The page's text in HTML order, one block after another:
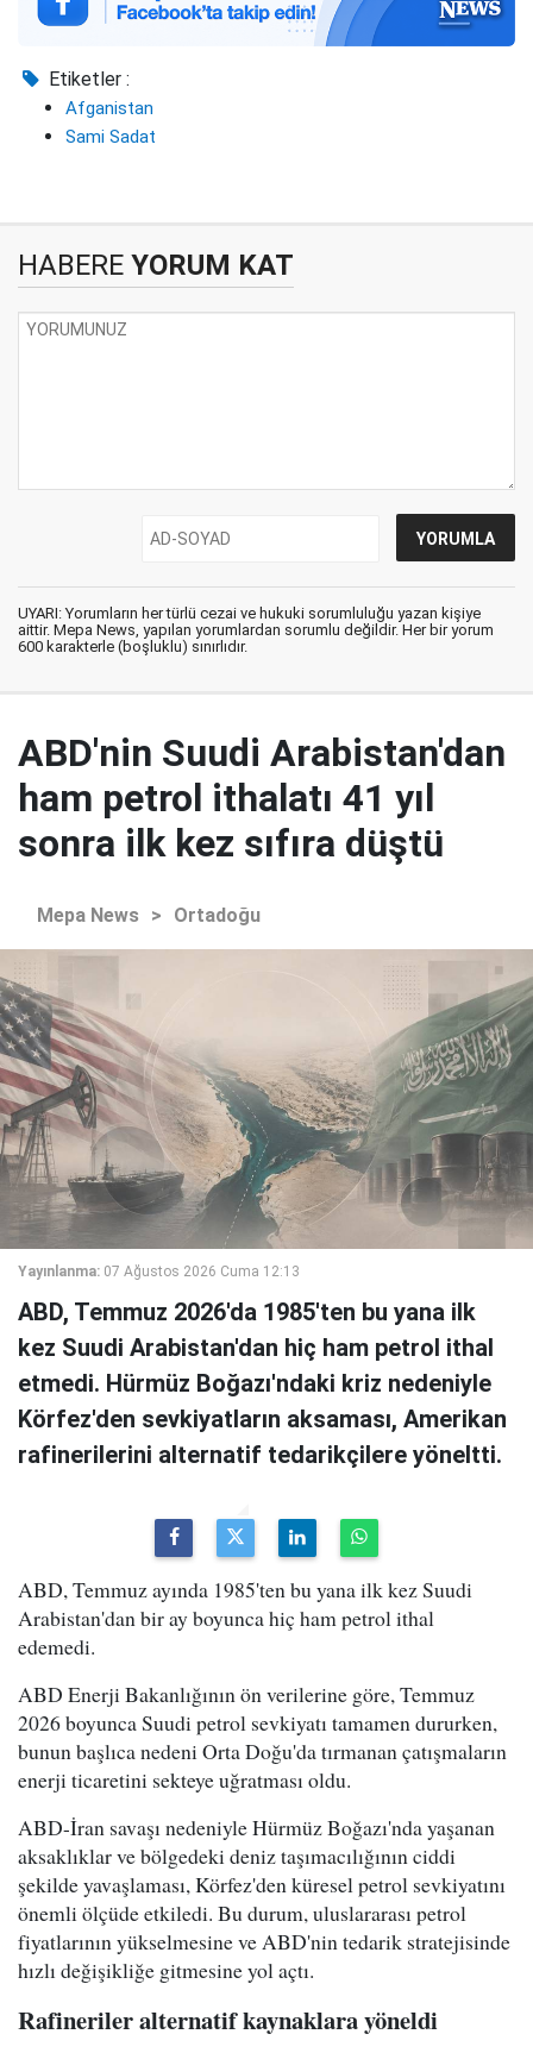
Etiketler :
Afganistan
Sami Sadat
HABERE YORUM KAT
UYARI: Yorumların her türlü cezai ve hukuki sorumluluğu yazan kişiye
aittir. Mepa News, yapılan yorumlardan sorumlu değildir. Her bir yorum
600 karakterle (boşluklu) sınırlıdır.
ABD'nin Suudi Arabistan'dan
ham petrol ithalatı 41 yıl
sonra ilk kez sıfıra düştü
Mepa News > Ortadoğu
Yayınlanma: 07 Ağustos 2026 Cuma 12:13
ABD, Temmuz 2026'da 1985'ten bu yana ilk
kez Suudi Arabistan'dan hiç ham petrol ithal
etmedi. Hürmüz Boğazı'ndaki kriz nedeniyle
Körfez'den sevkiyatların aksaması, Amerikan
rafinerilerini alternatif tedarikçilere yöneltti.
ABD, Temmuz ayında 1985'ten bu yana ilk kez Suudi
Arabistan'dan bir ay boyunca hiç ham petrol ithal
edemedi.
ABD Enerji Bakanlığının ön verilerine göre, Temmuz
2026 boyunca Suudi petrol sevkiyatı tamamen dururken,
bunun başlıca nedeni Orta Doğu'da tırmanan çatışmaların
enerji ticaretini sekteye uğratması oldu.
ABD-İran savaşı nedeniyle Hürmüz Boğazı'nda yaşanan
aksaklıklar ve bölgedeki deniz taşımacılığının ciddi
şekilde yavaşlaması, Körfez'den küresel petrol sevkiyatını
önemli ölçüde etkiledi. Bu durum, uluslararası petrol
fiyatlarının yükselmesine ve ABD'nin tedarik stratejisinde
hızlı değişikliğe gitmesine yol açtı.
Rafineriler alternatif kaynaklara yöneldi